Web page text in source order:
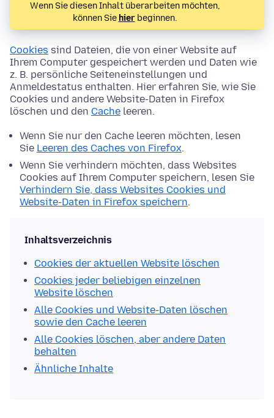
Wenn Sie diesen Inhalt überarbeiten möchten,
können Sie hierbeginnen.
Cookies sind Dateien, die von einer Website auf
Ihrem Computer gespeichert werden und Daten wie
z. B. persönliche Seiteneinstellungen und
Anmeldestatus enthalten. Hier erfahren Sie, wie Sie
Cookies und andere Website-Daten in Firefox
löschen und den Cache leeren.
Wenn Sie nur den Cache leeren möchten, lesen
Sie Leeren des Caches von Firefox.
Wenn Sie verhindern möchten, dass Websites
Cookies auf Ihrem Computer speichern, lesen Sie
Verhindern Sie, dass Websites Cookies und
Website-Daten in Firefox speichern.
Inhaltsverzeichnis
Cookies der aktuellen Website löschen
Cookies jeder beliebigen einzelnen
Website löschen
Alle Cookies und Website-Daten löschen
sowie den Cache leeren
Alle Cookies löschen, aber andere Daten
behalten
Ähnliche Inhalte